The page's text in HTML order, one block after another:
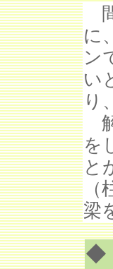
に
ン
い
り
を
と
梁
◆